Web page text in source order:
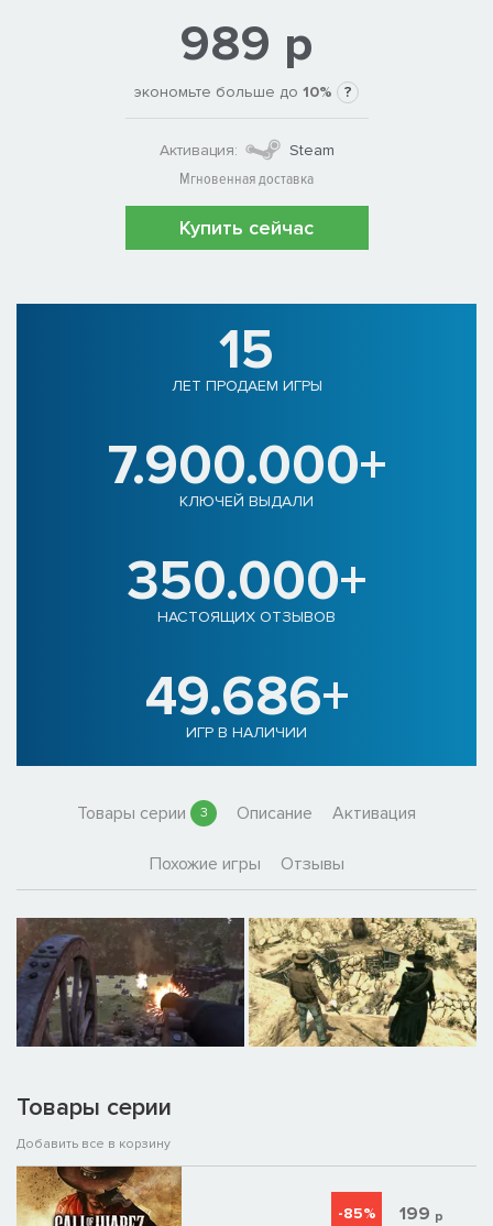
989 р
экономьте больше до 10% ?
Активация:
Steam
Мгновенная доставка
Купить сейчас
15
ЛЕТ ПРОДАЕМ ИГРЫ
7.900.000+
КЛЮЧЕЙ ВЫДАЛИ
350.000+
НАСТОЯЩИХ ОТЗЫВОВ
49.686+
ИГР В НАЛИЧИИ
Товары серии 3 Описание Активация
Похожие игры Отзывы
Товары серии
Добавить все в корзину
-85% 199 р